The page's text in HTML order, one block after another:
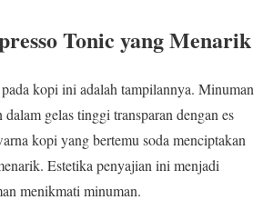
Tonic yang Menarik
kopi ini adalah tampilannya. Minuman
gelas tinggi transparan dengan es
kopi yang bertemu soda menciptakan
Estetika penyajian ini menjadi
menikmati minuman.